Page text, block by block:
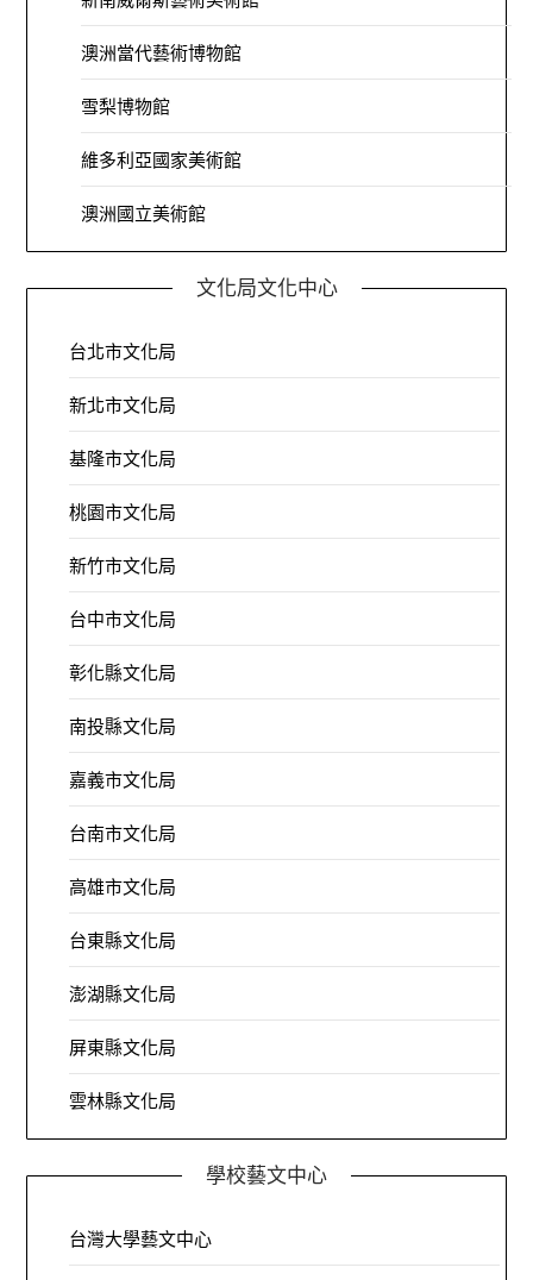
澳洲當代藝術博物館
雪梨博物館
維多利亞國家美術館
澳洲國立美術館
文化局文化中心
台北市文化局
新北市文化局
基隆市文化局
桃園市文化局
新竹市文化局
台中市文化局
彰化縣文化局
南投縣文化局
嘉義市文化局
台南市文化局
高雄市文化局
台東縣文化局
澎湖縣文化局
屏東縣文化局
雲林縣文化局
學校藝文中心
台灣大學藝文中心